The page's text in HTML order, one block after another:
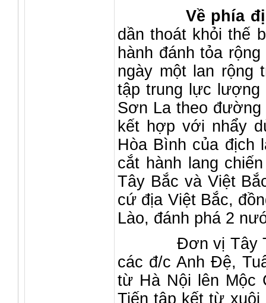
Về phía
dần thoát khỏi thế
hành đánh tỏa
ngày một lan rộng
tập trung lực
Sơn La theo đường
kết hợp với nhẩy
Hòa Bình của địch
cắt hành lang
Tây Bắc và Việt
cứ địa Việt Bắc,
Lào, đánh phá 2
Đơn vị Tây Tiến
các đ/c Anh Đệ,
từ Hà Nội lên Mộc
Tiến tập kết từ xuôi